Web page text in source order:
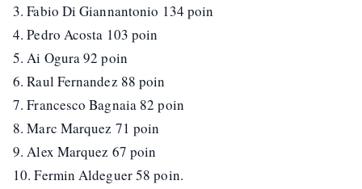
3. Fabio Di Giannantonio 134 poin
4. Pedro Acosta 103 poin
5. Ai Ogura 92 poin
6. Raul Fernandez 88 poin
7. Francesco Bagnaia 82 poin
8. Marc Marquez 71 poin
9. Alex Marquez 67 poin
10. Fermin Aldeguer 58 poin.